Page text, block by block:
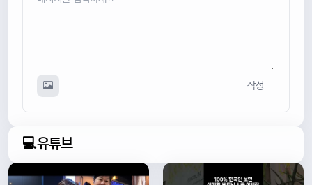
작성
💻유튜브